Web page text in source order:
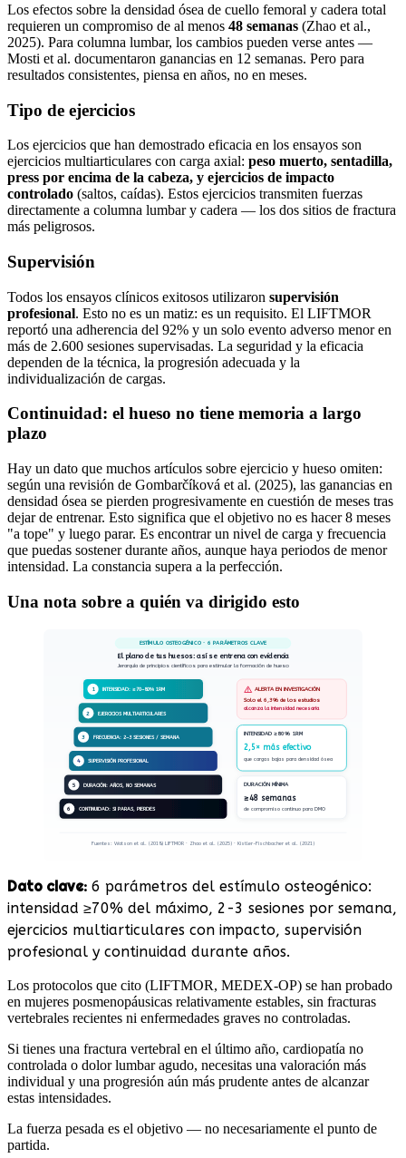
Los efectos sobre la densidad ósea de cuello femoral y cadera total
requieren un compromiso de al menos 48 semanas (Zhao et al.,
2025). Para columna lumbar, los cambios pueden verse antes —
Mosti et al. documentaron ganancias en 12 semanas. Pero para
resultados consistentes, piensa en años, no en meses.
Tipo de ejercicios
Los ejercicios que han demostrado eficacia en los ensayos son
ejercicios multiarticulares con carga axial: peso muerto, sentadilla,
press por encima de la cabeza, y ejercicios de impacto
controlado (saltos, caídas). Estos ejercicios transmiten fuerzas
directamente a columna lumbar y cadera — los dos sitios de fractura
más peligrosos.
Supervisión
Todos los ensayos clínicos exitosos utilizaron supervisión
profesional. Esto no es un matiz: es un requisito. El LIFTMOR
reportó una adherencia del 92% y un solo evento adverso menor en
más de 2.600 sesiones supervisadas. La seguridad y la eficacia
dependen de la técnica, la progresión adecuada y la
individualización de cargas.
Continuidad: el hueso no tiene memoria a largo
plazo
Hay un dato que muchos artículos sobre ejercicio y hueso omiten:
según una revisión de Gombarčíková et al. (2025), las ganancias en
densidad ósea se pierden progresivamente en cuestión de meses tras
dejar de entrenar. Esto significa que el objetivo no es hacer 8 meses
"a tope" y luego parar. Es encontrar un nivel de carga y frecuencia
que puedas sostener durante años, aunque haya periodos de menor
intensidad. La constancia supera a la perfección.
Una nota sobre a quién va dirigido esto
ESTÍMULO OSTEOGÉNICO · 6 PARÁMETROS CLAVE
El plano de tus huesos: así se entrena con evidencia
Jerarquía de principios científicos para estimular la formación de hueso
1 INTENSIDAD: ≥70–80% 1RM
2 EJERCICIOS MULTIARTICULARES
3 FRECUENCIA: 2–3 SESIONES / SEMANA
4 SUPERVISIÓN PROFESIONAL
5 DURACIÓN: AÑOS, NO SEMANAS
6 CONTINUIDAD: SI PARAS, PIERDES
ALERTA EN INVESTIGACIÓN
Solo el 6,3% de los estudios
alcanza la intensidad necesaria
INTENSIDAD ≥80% 1RM
2,5× más efectivo
que cargas bajas para densidad ósea
DURACIÓN MÍNIMA
≥48 semanas
de compromiso continuo para DMO
Fuentes: Watson et al. (2018) LIFTMOR · Zhao et al. (2025) · Kistler-Fischbacher et al. (2021)
Dato clave: 6 parámetros del estímulo osteogénico:
intensidad ≥70% del máximo, 2-3 sesiones por semana,
ejercicios multiarticulares con impacto, supervisión
profesional y continuidad durante años.
Los protocolos que cito (LIFTMOR, MEDEX-OP) se han probado
en mujeres posmenopáusicas relativamente estables, sin fracturas
vertebrales recientes ni enfermedades graves no controladas.
Si tienes una fractura vertebral en el último año, cardiopatía no
controlada o dolor lumbar agudo, necesitas una valoración más
individual y una progresión aún más prudente antes de alcanzar
estas intensidades.
La fuerza pesada es el objetivo — no necesariamente el punto de
partida.